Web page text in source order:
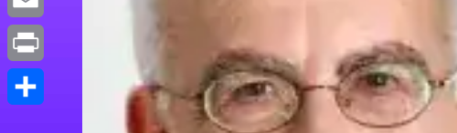
Email
Print